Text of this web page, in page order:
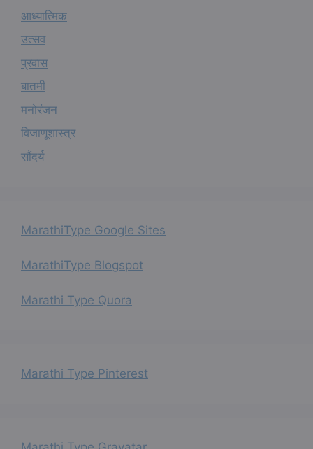
आध्यात्मिक
उत्सव
प्रवास
बातमी
मनोरंजन
विजाणूशास्त्र
सौंदर्य
MarathiType Google Sites
MarathiType Blogspot
Marathi Type Quora
Marathi Type Pinterest